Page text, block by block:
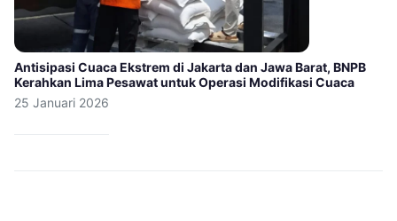
Antisipasi Cuaca Ekstrem di Jakarta dan Jawa Barat, BNPB
Kerahkan Lima Pesawat untuk Operasi Modifikasi Cuaca
25 Januari 2026